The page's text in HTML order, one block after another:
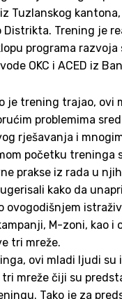
Tuzlanskog kantona,
Distrikta. Trening je
programa
OKC i ACED iz
je trening trajao, ovi
problemima
rješavanja i
početku treninga
prakse iz rada u
kako da
ovogodišnjem
M-zoni, kao i
tri mreže.
ovi mladi ljudi su
mreže čiji su
Tako je za